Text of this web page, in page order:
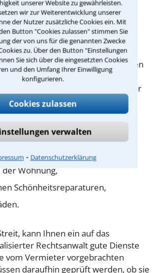
unserer Website zu gewährleisten.
wir zur Weiterentwicklung unserer
der Nutzer zusätzliche Cookies ein. Mit
Button "Cookies zulassen" stimmen Sie
der von uns für die genannten Zwecke
zu. Über den Button "Einstellungen
Sie sich über die eingesetzten Cookies
und den Umfang Ihrer Einwilligung
konfigurieren.
Cookies zulassen
verwalten
⁃ Datenschutzerklärung
Vorschrift, wann die
zurückgegeben werden
Der Vermieter darf sie nach
einer gewissen
zunächst noch einbehalten -
mögliche Forderungen gegen den
die letzte
anfertigen. Dazu muss er
noch Abrechnungen von
abwarten.Solche
sich ergeben aus:
der Wohnung,
Schönheitsreparaturen,
kann Ihnen ein auf das
Rechtsanwalt gute Dienste
vom Vermieter vorgebrachten
daraufhin geprüft werden, ob sie